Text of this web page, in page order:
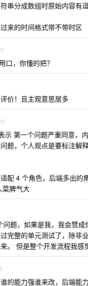
串分成数组时原始内容有
来的时间格式带不带时区
口，你懂的把？
价！且主观意思居多
示 第一个问题严重同意，
题，个人观点是要标注解
配 4 个角色，后端多出的
菜脾气大
题，如果是我，我会赞
完整的单元测试了，除非
。 但是整个开发流程我
的能力强谁来改，后端能